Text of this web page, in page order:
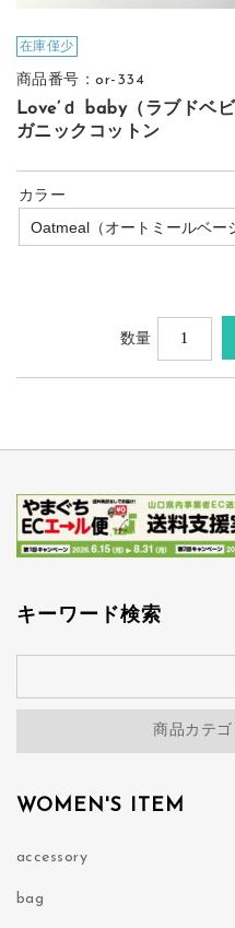
在庫僅少
商品番号：or-334
Love’ｄ baby（ラブドベ
ガニックコットン
カラー
数量
キーワード検索
商品カテ
WOMEN'S ITEM
accessory
bag